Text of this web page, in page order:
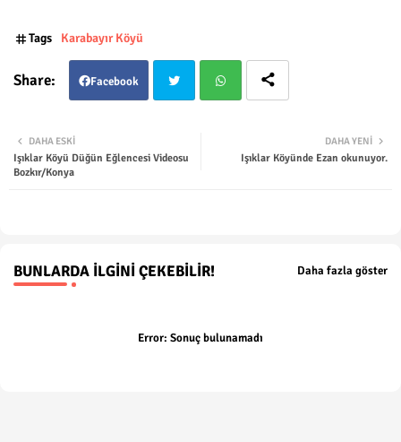
Tags Karabayır Köyü
Facebook
ter
DAHA YENI
Işıklar Köyünde Ezan okunuyor.
DAHA ESKI
Işıklar Köyü Düğün Eğlencesi Videosu
Bozkır/Konya
BUNLARDA İLGINI ÇEKEBILIR! Daha fazla göster
Error: Sonuç bulunamadı